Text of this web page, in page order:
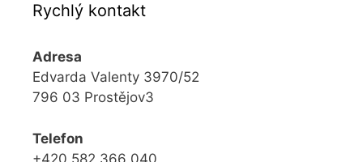
Rychlý kontakt
Adresa
Edvarda Valenty 3970/52
796 03 Prostějov3
Telefon
+420 582 366 040